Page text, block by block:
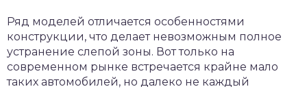
Ряд моделей отличается особенностями
конструкции, что делает невозможным полное
устранение слепой зоны. Вот только на
современном рынке встречается крайне мало
таких автомобилей, но далеко не каждый